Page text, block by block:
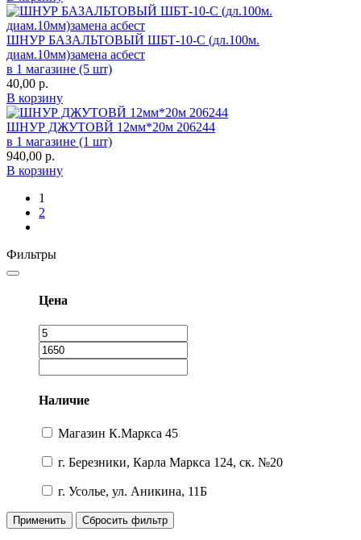
ШНУР БАЗАЛЬТОВЫЙ ШБТ-10-С (дл.100м.
диам.10мм)замена асбест
в 1 магазине (5 шт)
40,00 р.
В корзину
ШНУР ДЖУТОВЙ 12мм*20м 206244
в 1 магазине (1 шт)
940,00 р.
В корзину
1
2
Фильтры
Цена
Наличие
Магазин К.Маркса 45
г. Березники, Карла Маркса 124, ск. №20
г. Усолье, ул. Аникина, 11Б
Применить Сбросить фильтр